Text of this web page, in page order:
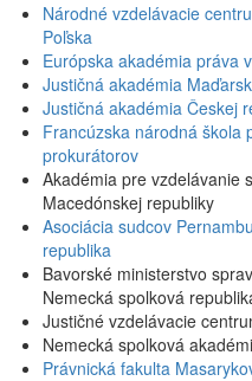
Národné vzdelávacie
Poľska
Európska akadémia práva
Justičná akadémia
Justičná akadémia Českej
Francúzska národná škola
prokurátorov
Akadémia pre vzdelávanie
Macedónskej republiky
Asociácia sudcov
republika
Bavorské ministerstvo
Nemecká spolková
Justičné vzdelávacie
Nemecká spolková
Právnická fakulta